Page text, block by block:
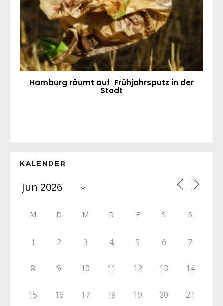
Hamburg räumt auf! Frühjahrsputz in der
Stadt
KALENDER
M D M D F S S
1 2 3 4 5 6 7
8 9 10 11 12 13 14
15 16 17 18 19 20 21